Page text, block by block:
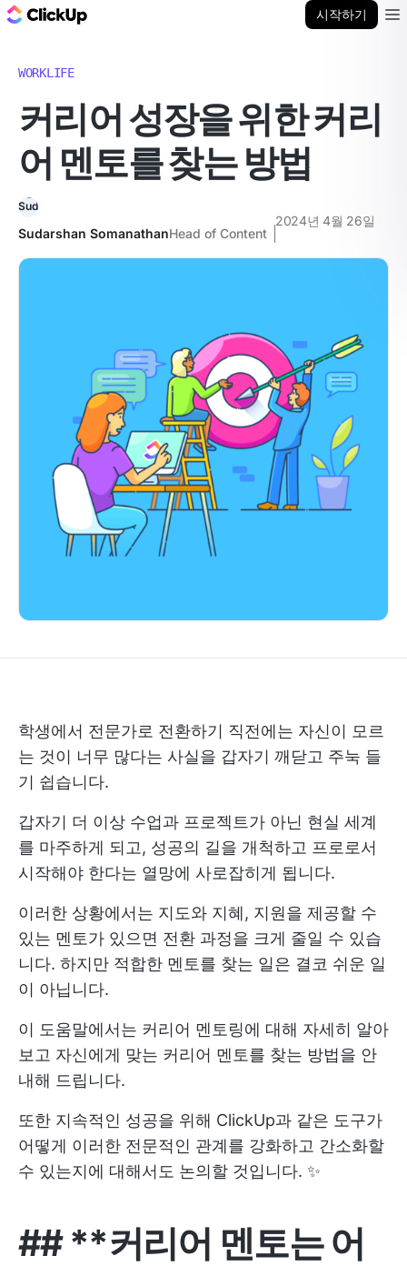
시작하기
WORKLIFE
커리어 성장을 위한 커리
어 멘토를 찾는 방법
Sudarshan SomanathanHead of Content
2024년 4월 26일
학생에서 전문가로 전환하기 직전에는 자신이 모르
는 것이 너무 많다는 사실을 갑자기 깨닫고 주눅 들
기 쉽습니다.
갑자기 더 이상 수업과 프로젝트가 아닌 현실 세계
를 마주하게 되고, 성공의 길을 개척하고 프로로서
시작해야 한다는 열망에 사로잡히게 됩니다.
이러한 상황에서는 지도와 지혜, 지원을 제공할 수
있는 멘토가 있으면 전환 과정을 크게 줄일 수 있습
니다. 하지만 적합한 멘토를 찾는 일은 결코 쉬운 일
이 아닙니다.
이 도움말에서는 커리어 멘토링에 대해 자세히 알아
보고 자신에게 맞는 커리어 멘토를 찾는 방법을 안
내해 드립니다.
또한 지속적인 성공을 위해 ClickUp과 같은 도구가
어떻게 이러한 전문적인 관계를 강화하고 간소화할
수 있는지에 대해서도 논의할 것입니다. ✨
## **커리어 멘토는 어